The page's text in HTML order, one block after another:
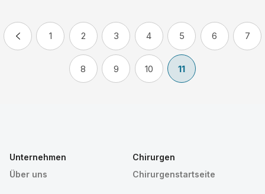
1 2 3 4 5 6 7
8 9 10 11
Unternehmen
Über uns
Chirurgen
Chirurgenstartseite